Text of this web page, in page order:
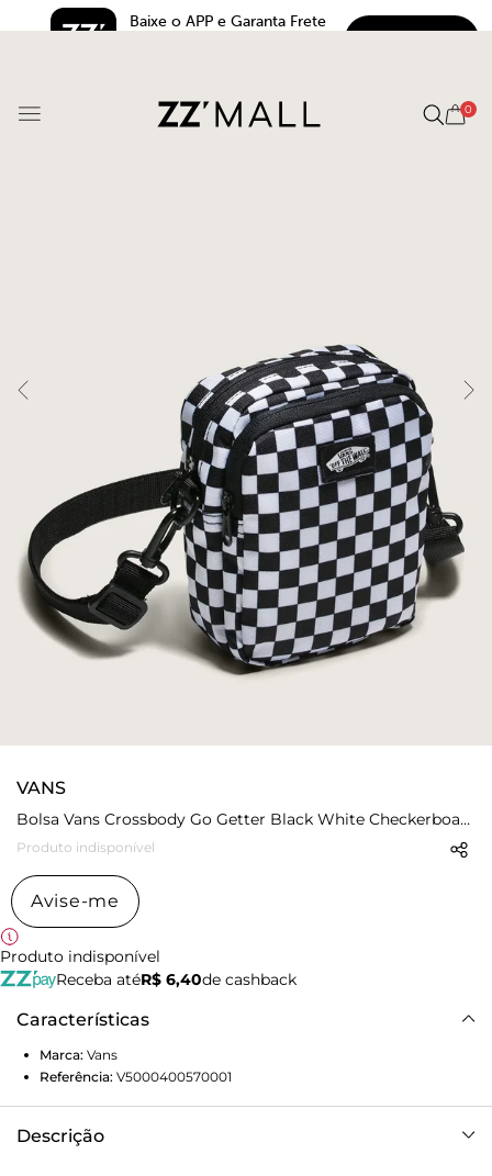
Baixe o APP e Garanta Frete
0
VANS
Bolsa Vans Crossbody Go Getter Black White Checkerboard
Produto indisponível
Avise-me
Produto indisponível
Receba atéR$ 6,40de cashback
Características
Marca: Vans
Referência: V5000400570001
Descrição